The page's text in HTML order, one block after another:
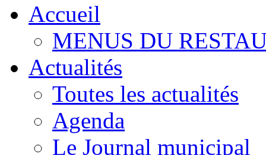
Accueil
MENUS DU
Actualités
Toutes les actualités
Agenda
Le Journal municipal